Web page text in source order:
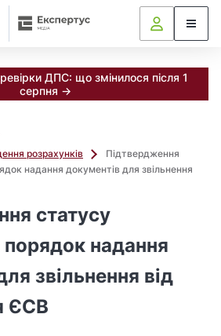
ДПС: що змінилося після 1
серпня →
розрахунків
Підтвердження
надання документів для звільнення
статусу
надання
звільнення від
ЄСВ